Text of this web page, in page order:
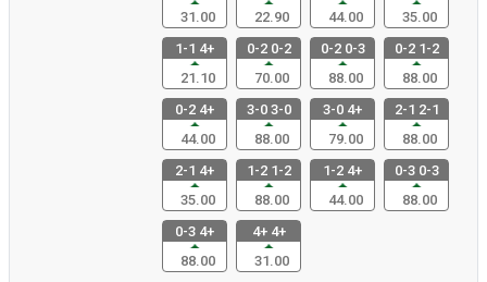
31.00
22.90
44.00
35.00
1-1 4+
21.10
0-2 0-2
70.00
0-2 0-3
88.00
0-2 1-2
88.00
0-2 4+
44.00
3-0 3-0
88.00
3-0 4+
79.00
2-1 2-1
88.00
2-1 4+
35.00
1-2 1-2
88.00
1-2 4+
44.00
0-3 0-3
88.00
0-3 4+
88.00
4+ 4+
31.00